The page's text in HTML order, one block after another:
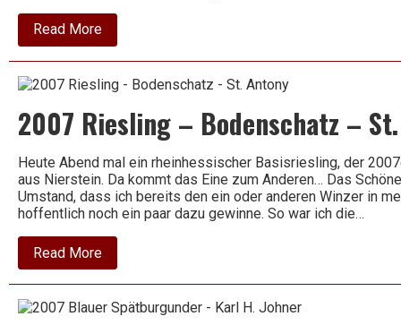
Read Moreabout
2008
Zweigelt
trocken
Grüner
Weinberg
Martin
Kaintz
2007 Riesling – Bodenschatz –
Heute Abend mal ein rheinhessischer Basisriesling, der
aus Nierstein. Da kommt das Eine zum Anderen… Das
Umstand, dass ich bereits den ein oder anderen Winzer in
hoffentlich noch ein paar dazu gewinne. So war ich die…
Read Moreabout
2007
Riesling
Bodenschatz